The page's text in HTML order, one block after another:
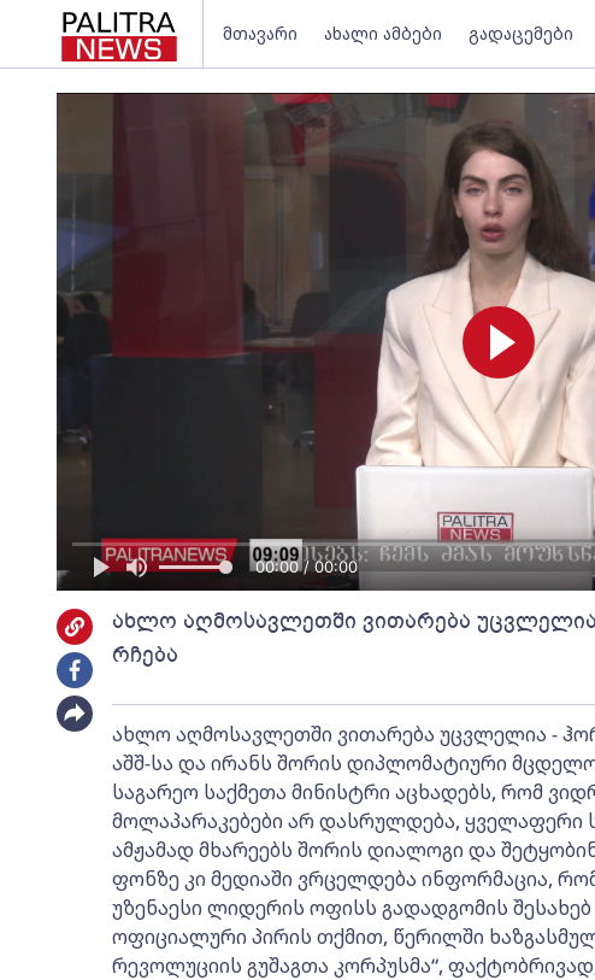
მთავარი ახალი ამბები გადაცემები
00:00 / 00:00
ახლო აღმოსავლეთში ვითარება
რჩება
ახლო აღმოსავლეთში ვითარება უცვლელია -
აშშ-სა და ირანს შორის დიპლომატიური
საგარეო საქმეთა მინისტრი აცხადებს, რომ
მოლაპარაკებები არ დასრულდება, ყველაფერი
ამჟამად მხარეებს შორის დიალოგი და
ფონზე კი მედიაში ვრცელდება ინფორმაცია,
უზენაესი ლიდერის ოფისს გადადგომის
ოფიციალური პირის თქმით, წერილში
რევოლუციის გუშაგთა კორპუსმა“,